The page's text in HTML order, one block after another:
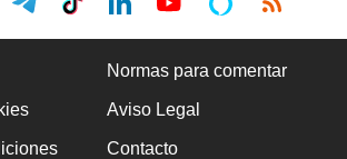
Normas para comentar
Aviso Legal
Contacto